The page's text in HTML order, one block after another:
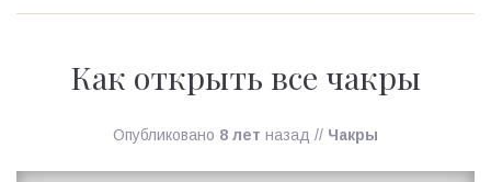
Как открыть все чакры
Опубликовано 8 лет назад // Чакры